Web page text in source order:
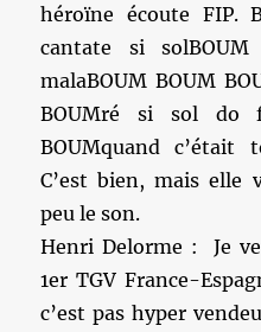
héroïne écoute FIP.
cantate si
malaBOUM BOUM
BOUMré si sol do
BOUMquand c’était
C’est bien, mais
peu le son.
Henri Delorme : Je
1er TGV France-
c’est pas hyper